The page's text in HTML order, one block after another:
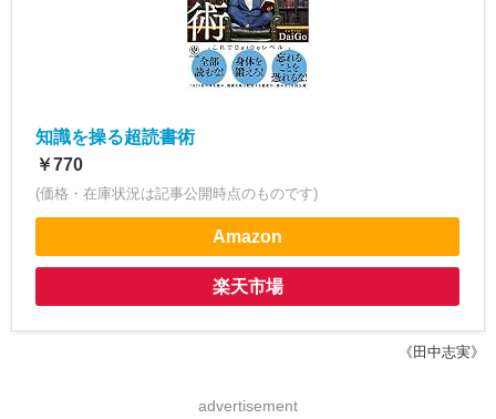
知識を操る超読書術
￥770
(価格・在庫状況は記事公開時点のものです)
Amazon
楽天市場
《田中志実》
advertisement